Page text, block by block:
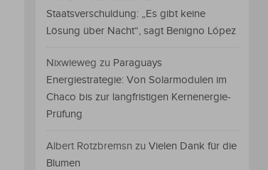
Staatsverschuldung: „Es gibt keine
Lösung über Nacht“, sagt Benigno López
Nixwieweg zu Paraguays
Energiestrategie: Von Solarmodulen im
Chaco bis zur langfristigen Kernenergie-
Prüfung
Albert Rotzbremsn zu Vielen Dank für die
Blumen